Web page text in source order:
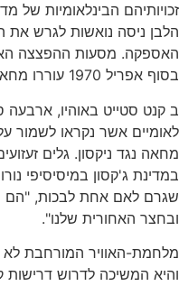
זכויותיהם הבינלאומיות של
הלבן ניסה נואשות לגרש את
האספקה. מסעות ההפצצה
בסוף אפריל 1970 עוררו מחאות בכל רחבי אמריקה.
ב קנט סטייט באוהיו, ארבעה
לאומיים אשר נקראו לשמור
מחאה נגד ניקסון. גלים
במדינת ג'קסון במיסיסיפי
שגרם לאם אחת לבכות, "הם
ובחצר האחורית שלנו".
מלחמת-האוויר המורחבת לא
והיא המשיכה לדרוש דרישות